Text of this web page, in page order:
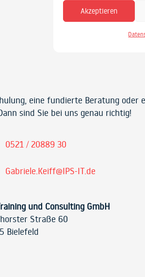
Akzeptieren
eine fundierte Beratung oder
sind Sie bei uns genau richtig!
0521 / 20889 30
Gabriele.Keiff@IPS-IT.de
und Consulting GmbH
Straße 60
Bielefeld